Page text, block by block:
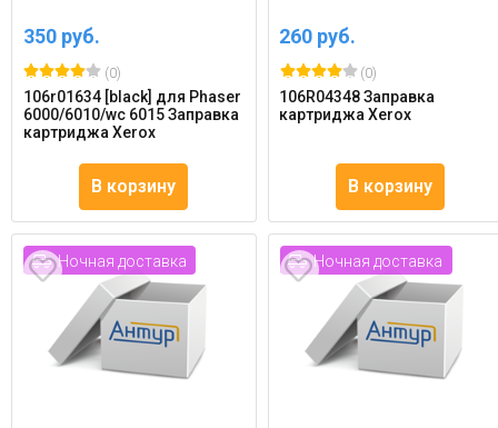
350 руб.
(0)
106r01634 [black] для Phaser
6000/6010/wc 6015 Заправка
картриджа Xerox
В корзину
260 руб.
(0)
106R04348 Заправка
картриджа Xerox
В корзину
Ночная доставка Ночная доставка